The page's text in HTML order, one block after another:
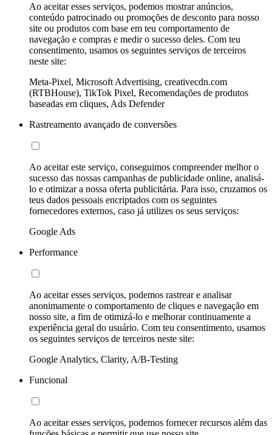
Ao aceitar esses serviços, podemos mostrar anúncios,
conteúdo patrocinado ou promoções de desconto para nosso
site ou produtos com base em teu comportamento de
navegação e compras e medir o sucesso deles. Com teu
consentimento, usamos os seguintes serviços de terceiros
neste site:
Meta-Pixel, Microsoft Advertising, creativecdn.com
(RTBHouse), TikTok Pixel, Recomendações de produtos
baseadas em cliques, Ads Defender
Rastreamento avançado de conversões
Ao aceitar este serviço, conseguimos compreender melhor o
sucesso das nossas campanhas de publicidade online, analisá-
lo e otimizar a nossa oferta publicitária. Para isso, cruzamos os
teus dados pessoais encriptados com os seguintes
fornecedores externos, caso já utilizes os seus serviços:
Google Ads
Performance
Ao aceitar esses serviços, podemos rastrear e analisar
anonimamente o comportamento de cliques e navegação em
nosso site, a fim de otimizá-lo e melhorar continuamente a
experiência geral do usuário. Com teu consentimento, usamos
os seguintes serviços de terceiros neste site:
Google Analytics, Clarity, A/B-Testing
Funcional
Ao aceitar esses serviços, podemos fornecer recursos além das